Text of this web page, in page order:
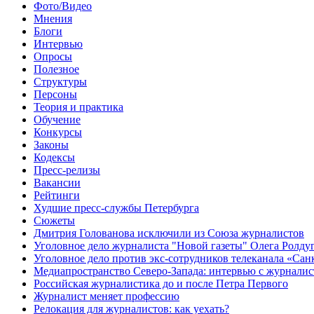
Фото/Видео
Мнения
Блоги
Интервью
Опросы
Полезное
Структуры
Персоны
Теория и практика
Обучение
Конкурсы
Законы
Кодексы
Пресс-релизы
Вакансии
Рейтинги
Худшие пресс-службы Петербурга
Сюжеты
Дмитрия Голованова исключили из Союза журналистов
Уголовное дело журналиста "Новой газеты" Олега
Уголовное дело против экс-сотрудников телеканала
Медиапространство Северо-Запада: интервью с
Российская журналистика до и после Петра Первого
Журналист меняет профессию
Релокация для журналистов: как уехать?